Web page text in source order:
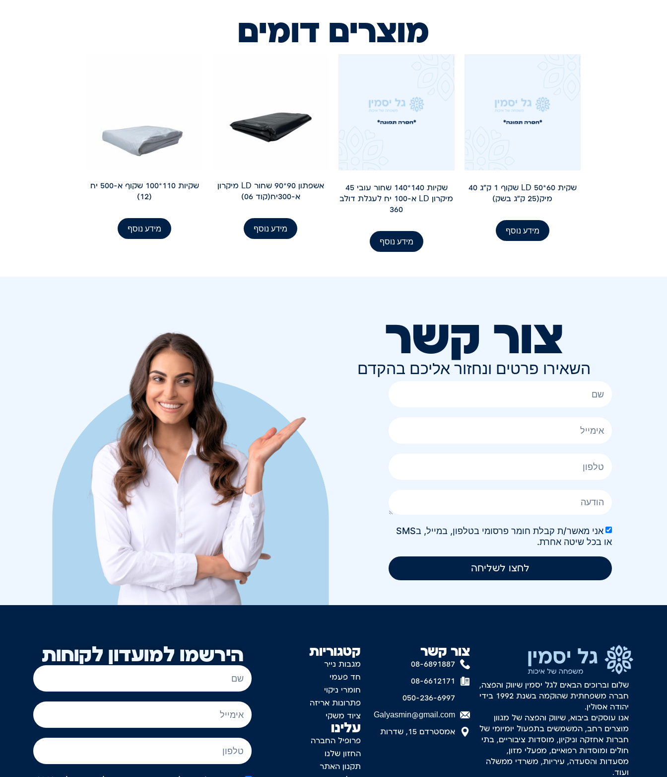
מוצרים דומים
שקית LD 50*60 שקוף 1 ק"ג 40
מיק(25 ק"ג בשק)
מידע נוסף
שקיות 140*140 שחור עובי 45
מיקרון LD א-100 יח לעגלת דולב
360
מידע נוסף
אשפתון 90*90 שחור LD מיקרון
א-300יח(קוד 06)
מידע נוסף
שקיות 110*100 שקוף א-500 יח
(12)
מידע נוסף
צור קשר
השאירו פרטים ונחזור אליכם בהקדם
אני מאשר/ת קבלת חומר פרסומי בטלפון, במייל, בSMS
או בכל שיטה אחרת.
לחצו לשליחה
הירשמו למועדון לקוחות קטגוריות
מגבות נייר
חד פעמי
חומרי ניקוי
פתרונות אריזה
ציוד משקי
עלינו
פרופיל החברה
החזון שלנו
תקנון האתר
צור קשר
08-6891887
08-6612171
050-236-6997
Galyasmin@gmail.com
אמסטרדם 15, שדרות
שלום וברוכים הבאים לגל יסמין שיווק והפצה,
חברה משפחתית שהוקמה בשנת 1992 בידי
יהודה אסולין.
אנו עוסקים ביבוא, שיווק והפצה של מגוון
מוצרים רחב, המשמשים בתפעול יומיומי של
חברות אחזקה וניקיון, מוסדות ציבוריים, בתי
חולים ומוסדות רפואיים, מפעלי מזון,
מסעדות והסעדה, עיריות, משרדי ממשלה
ועוד.